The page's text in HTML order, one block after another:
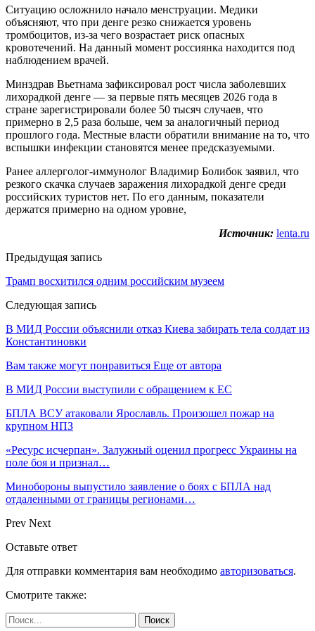
Ситуацию осложнило начало менструации. Медики
объясняют, что при денге резко снижается уровень
тромбоцитов, из-за чего возрастает риск опасных
кровотечений. На данный момент россиянка находится под
наблюдением врачей.
Минздрав Вьетнама зафиксировал рост числа заболевших
лихорадкой денге — за первые пять месяцев 2026 года в
стране зарегистрировали более 50 тысяч случаев, что
примерно в 2,5 раза больше, чем за аналогичный период
прошлого года. Местные власти обратили внимание на то, что
вспышки инфекции становятся менее предсказуемыми.
Ранее аллерголог-иммунолог Владимир Болибок заявил, что
резкого скачка случаев заражения лихорадкой денге среди
российских туристов нет. По его данным, показатели
держатся примерно на одном уровне,
Источник: lenta.ru
Предыдущая запись
Трамп восхитился одним российским музеем
Следующая запись
В МИД России объяснили отказ Киева забирать тела солдат из
Константиновки
Вам также могут понравиться Еще от автора
В МИД России выступили с обращением к ЕС
БПЛА ВСУ атаковали Ярославль. Произошел пожар на
крупном НПЗ
«Ресурс исчерпан». Залужный оценил прогресс Украины на
поле боя и признал…
Минобороны выпустило заявление о боях с БПЛА над
отдаленными от границы регионами…
Prev Next
Оставьте ответ
Для отправки комментария вам необходимо авторизоваться.
Смотрите также: